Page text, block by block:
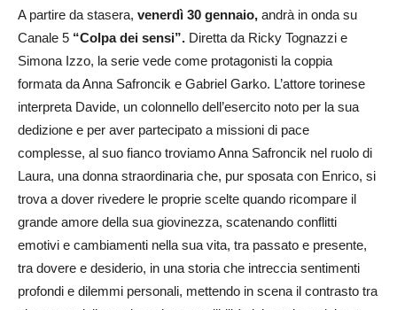
A partire da stasera, venerdì 30 gennaio, andrà in onda su
Canale 5 “Colpa dei sensi”. Diretta da Ricky Tognazzi e
Simona Izzo, la serie vede come protagonisti la coppia
formata da Anna Safroncik e Gabriel Garko. L’attore torinese
interpreta Davide, un colonnello dell’esercito noto per la sua
dedizione e per aver partecipato a missioni di pace
complesse, al suo fianco troviamo Anna Safroncik nel ruolo di
Laura, una donna straordinaria che, pur sposata con Enrico, si
trova a dover rivedere le proprie scelte quando ricompare il
grande amore della sua giovinezza, scatenando conflitti
emotivi e cambiamenti nella sua vita, tra passato e presente,
tra dovere e desiderio, in una storia che intreccia sentimenti
profondi e dilemmi personali, mettendo in scena il contrasto tra